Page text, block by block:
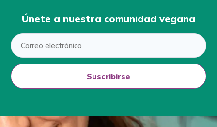
Únete a nuestra comunidad vegana
Suscribirse